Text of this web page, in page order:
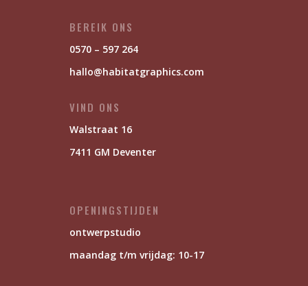
BEREIK ONS
0570 – 597 264
hallo@habitatgraphics.com
VIND ONS
Walstraat 16
7411 GM Deventer
OPENINGSTIJDEN
ontwerpstudio
maandag t/m vrijdag: 10-17